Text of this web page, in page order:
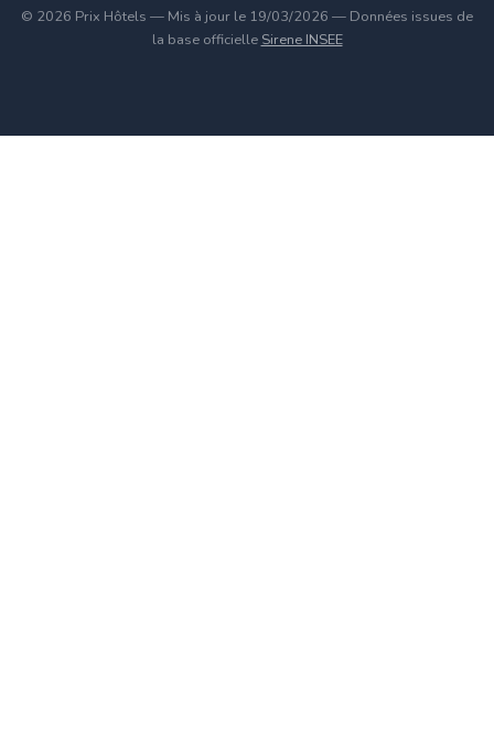
© 2026 Prix Hôtels — Mis à jour le 19/03/2026 — Données issues de
la base officielle Sirene INSEE